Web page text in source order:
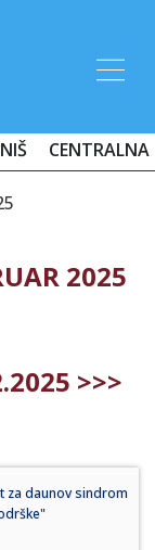
NIŠ CENTRALNA
2025
>>>
za daunov sindrom